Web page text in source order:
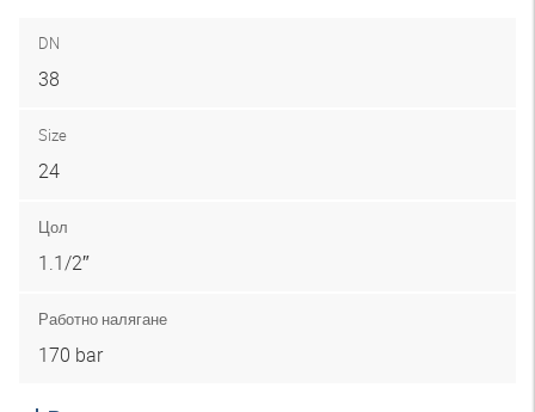
DN
38
Size
24
Цол
1.1/2″
Работно налягане
170 bar